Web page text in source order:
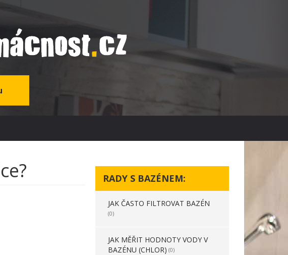
RADY S BAZÉNEM:
JAK ČASTO FILTROVAT BAZÉN
(0)
JAK MĚŘIT HODNOTY VODY V
BAZÉNU (CHLOR) (0)